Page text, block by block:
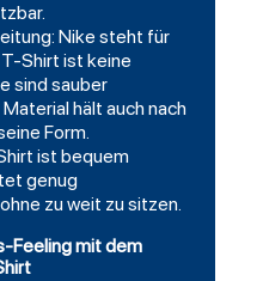
Nike steht für
Shirt ist keine
sind sauber
hält auch nach
Form.
ist bequem
genug
zu weit zu sitzen.
Feeling mit dem